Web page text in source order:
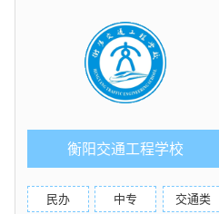
衡阳交通工程学校
民办 中专 交通类